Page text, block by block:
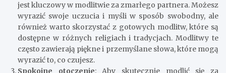
jest kluczowy w modlitwie za zmarłego partnera. Możesz
wyrazić swoje uczucia i myśli w sposób swobodny, ale
również warto skorzystać z gotowych modlitw, które są
dostępne w różnych religiach i tradycjach. Modlitwy te
często zawierają piękne i przemyślane słowa, które mogą
wyrazić to, co czujesz.